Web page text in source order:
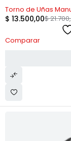
Torno de Uñas
$
$ 13.500,00
Comparar